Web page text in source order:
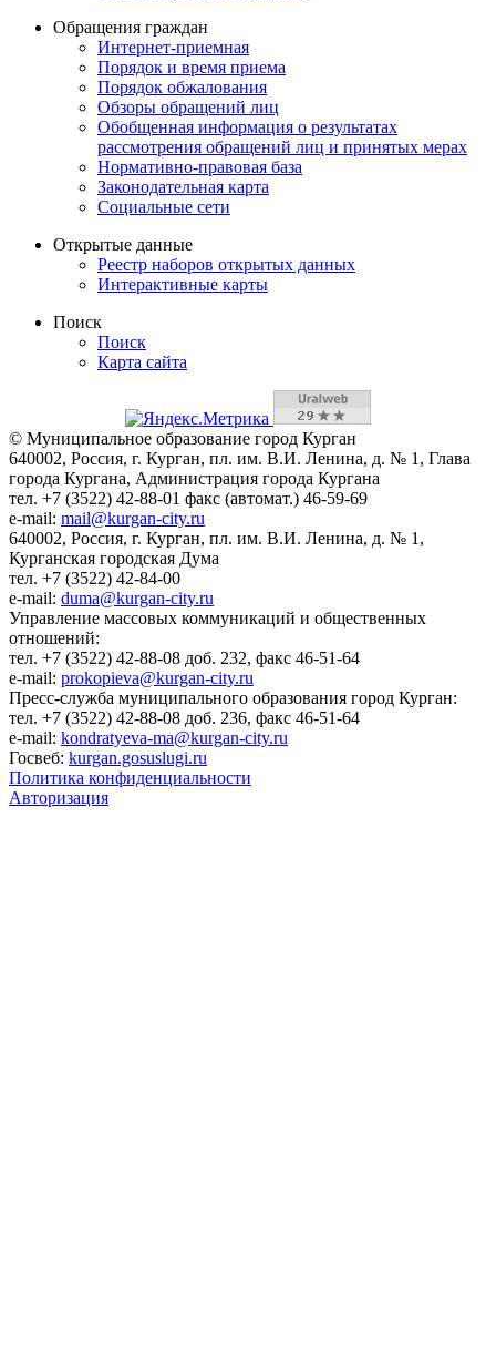
Обращения граждан
Интернет-приемная
Порядок и время приема
Порядок обжалования
Обзоры обращений лиц
Обобщенная информация о результатах
рассмотрения обращений лиц и принятых мерах
Нормативно-правовая база
Законодательная карта
Социальные сети
Открытые данные
Реестр наборов открытых данных
Интерактивные карты
Поиск
Поиск
Карта сайта
© Муниципальное образование город Курган
640002, Россия, г. Курган, пл. им. В.И. Ленина, д. № 1, Глава
города Кургана, Администрация города Кургана
тел. +7 (3522) 42-88-01 факс (автомат.) 46-59-69
e-mail: mail@kurgan-city.ru
640002, Россия, г. Курган, пл. им. В.И. Ленина, д. № 1,
Курганская городская Дума
тел. +7 (3522) 42-84-00
e-mail: duma@kurgan-city.ru
Управление массовых коммуникаций и общественных
отношений:
тел. +7 (3522) 42-88-08 доб. 232, факс 46-51-64
e-mail: prokopieva@kurgan-city.ru
Пресс-служба муниципального образования город Курган:
тел. +7 (3522) 42-88-08 доб. 236, факс 46-51-64
e-mail: kondratyeva-ma@kurgan-city.ru
Госвеб: kurgan.gosuslugi.ru
Политика конфиденциальности
Авторизация